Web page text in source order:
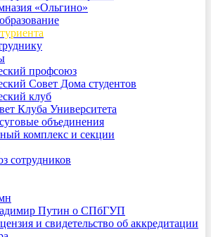
«Ольгино»
профсоюз
Совет Дома студентов
клуб
Клуба Университета
объединения
комплекс и секции
сотрудников
Путин о СПбГУП
и свидетельство об аккредитации